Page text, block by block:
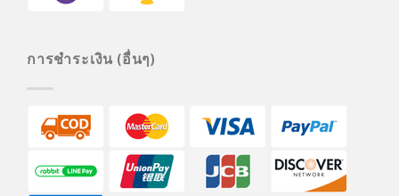
การชำระเงิน (อื่นๆ)